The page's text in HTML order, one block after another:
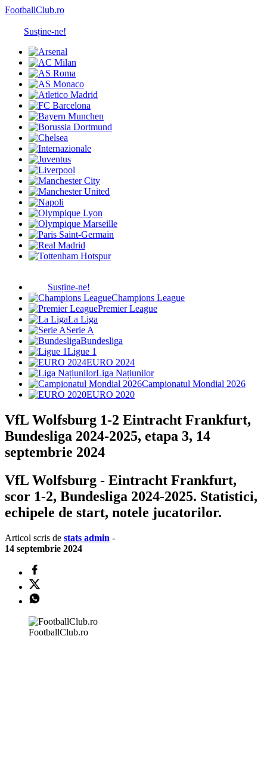
FootballClub.ro
Susține-ne!
Susține-ne!
Champions League
Premier League
La Liga
Serie A
Bundesliga
Ligue 1
EURO 2024
Liga Națiunilor
Campionatul Mondial 2026
EURO 2020
VfL Wolfsburg 1-2 Eintracht Frankfurt,
Bundesliga 2024-2025, etapa 3, 14
septembrie 2024
VfL Wolfsburg - Eintracht Frankfurt,
scor 1-2, Bundesliga 2024-2025. Statistici,
echipele de start, notele jucatorilor.
Articol scris de stats admin -
14 septembrie 2024
FootballClub.ro